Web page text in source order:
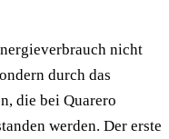
nicht
durch das
die bei Quarero
werden. Der erste